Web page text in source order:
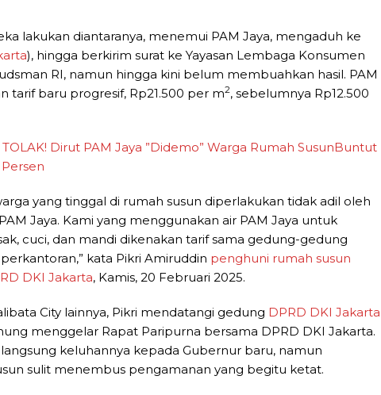
lakukan diantaranya, menemui PAM Jaya, mengaduh ke
), hingga berkirim surat ke Yayasan Lembaga Konsumen
RI, namun hingga kini belum membuahkan hasil. PAM
tarif baru progresif, Rp21.500 per m2, sebelumnya Rp12.500
TOLAK! Dirut PAM Jaya ”Didemo” Warga Rumah SusunBuntut
yang tinggal di rumah susun diperlakukan tidak adil oleh
Jaya. Kami yang menggunakan air PAM Jaya untuk
cuci, dan mandi dikenakan tarif sama gedung-gedung
kata Pikri Amiruddin penghuni rumah susun
DKI Jakarta, Kamis, 20 Februari 2025.
City lainnya, Pikri mendatangi gedung DPRD DKI Jakarta
menggelar Rapat Paripurna bersama DPRD DKI Jakarta.
keluhannya kepada Gubernur baru, namun
sulit menembus pengamanan yang begitu ketat.